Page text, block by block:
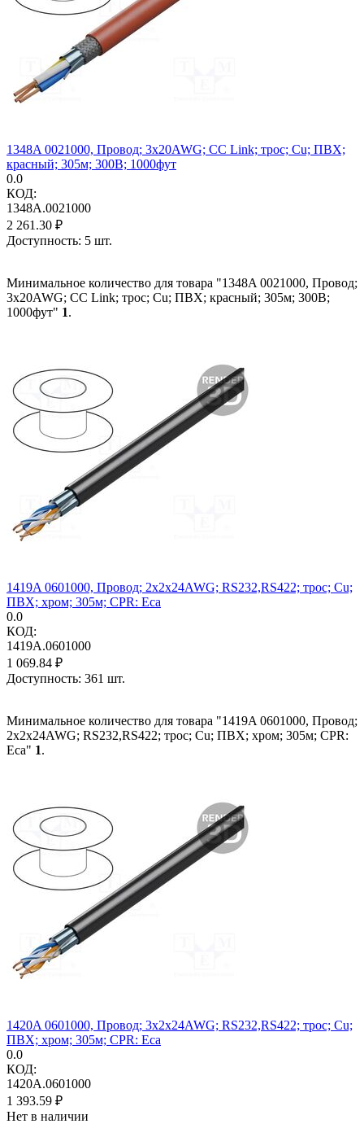
1348A 0021000, Провод; 3x20AWG; CC Link; трос; Cu; ПВХ;
красный; 305м; 300В; 1000фут
0.0
КОД:
1348A.0021000
2 261.30 ₽
Доступность: 5 шт.
Минимальное количество для товара "1348A 0021000, Провод;
3x20AWG; CC Link; трос; Cu; ПВХ; красный; 305м; 300В;
1000фут" 1.
1419A 0601000, Провод; 2x2x24AWG; RS232,RS422; трос; Cu;
ПВХ; хром; 305м; CPR: Eca
0.0
КОД:
1419A.0601000
1 069.84 ₽
Доступность: 361 шт.
Минимальное количество для товара "1419A 0601000, Провод;
2x2x24AWG; RS232,RS422; трос; Cu; ПВХ; хром; 305м; CPR:
Eca" 1.
1420A 0601000, Провод; 3x2x24AWG; RS232,RS422; трос; Cu;
ПВХ; хром; 305м; CPR: Eca
0.0
КОД:
1420A.0601000
1 393.59 ₽
Нет в наличии